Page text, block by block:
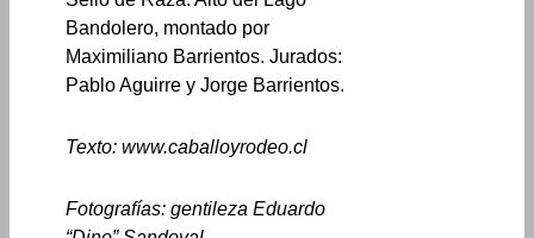
Bandolero, montado por
Maximiliano Barrientos. Jurados:
Pablo Aguirre y Jorge Barrientos.
Texto: www.caballoyrodeo.cl
Fotografías: gentileza Eduardo